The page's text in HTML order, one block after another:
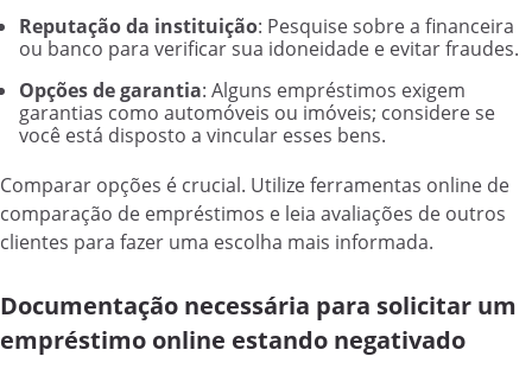
Reputação da instituição: Pesquise sobre a financeira
ou banco para verificar sua idoneidade e evitar fraudes.
Opções de garantia: Alguns empréstimos exigem
garantias como automóveis ou imóveis; considere se
você está disposto a vincular esses bens.
Comparar opções é crucial. Utilize ferramentas online de
comparação de empréstimos e leia avaliações de outros
clientes para fazer uma escolha mais informada.
Documentação necessária para solicitar um
empréstimo online estando negativado